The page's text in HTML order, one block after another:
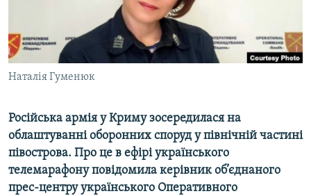
СВІДЧЕННЯ ОКУПАЦІЇ
УКРАЇНСЬКА ПРОБЛЕМА КРИМУ
ІНФОГРАФІКА
Qırımtatar
ДОЛУЧАЙСЯ!
Усі сайти RFE/RL
Наталія Гуменюк
Російська армія у Криму зосередилася на
облаштуванні оборонних споруд у північній частині
півострова. Про це в ефірі українського
телемарафону повідомила керівник об’єднаного
прес-центру українського Оперативного